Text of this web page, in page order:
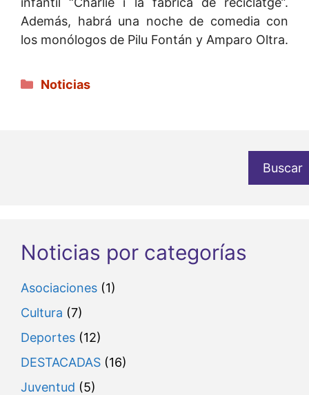
Además, habrá una noche de comedia con
los monólogos de Pilu Fontán y Amparo Oltra.
Categorías
Noticias
Buscar
Noticias por categorías
Asociaciones (1)
Cultura (7)
Deportes (12)
DESTACADAS (16)
Juventud (5)